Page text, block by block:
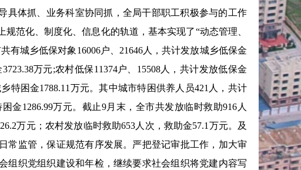
具体抓、业务科室协同抓，全局干部职工积极参与的工作
范化、制度化、信息化的轨道，基本实现了“动态管理、
有城乡低保对象16006户、21646人，共计发放城乡低保金
万元;农村低保11374户、15508人，共计发放低保金
特困金1788.11万元。其中城市特困供养人员421人，共计
金1286.99万元。截止9月末，全市共发放临时救助916人
万元；农村发放临时救助653人次，救助金57.1万元。及
常监管，保证规范有序发展。严把登记审批工作，加大审
组织党组织建设和年检，继续要求社会组织将党建内容写